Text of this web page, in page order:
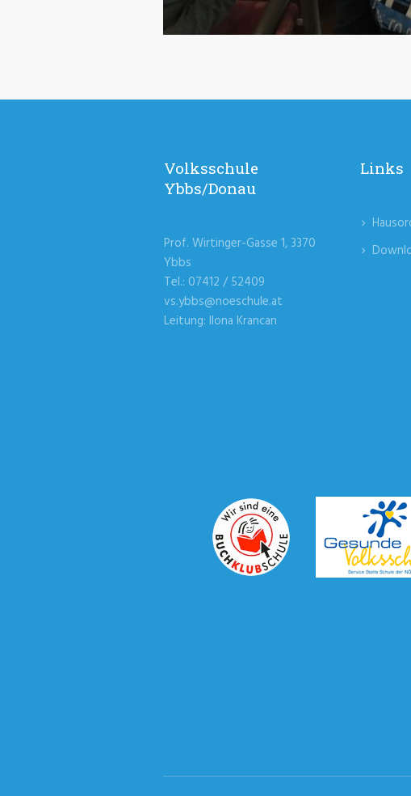
Volksschule
Ybbs/Donau
Prof. Wirtinger-Gasse 1, 3370
Ybbs
Tel.: 07412 / 52409
vs.ybbs@noeschule.at
Leitung: Ilona Krancan
Links